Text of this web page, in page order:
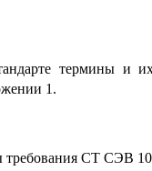
термины и
1.
требования СТ СЭВ